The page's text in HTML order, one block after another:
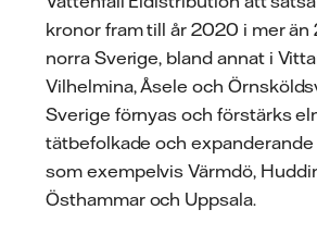
kronor fram till år 2020 i mer
norra Sverige, bland annat i
Vilhelmina, Åsele och
Sverige förnyas och förstärks
tätbefolkade och
som exempelvis Värmdö,
Östhammar och Uppsala.